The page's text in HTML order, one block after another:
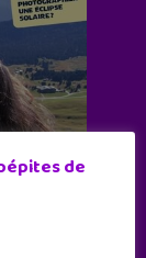
de